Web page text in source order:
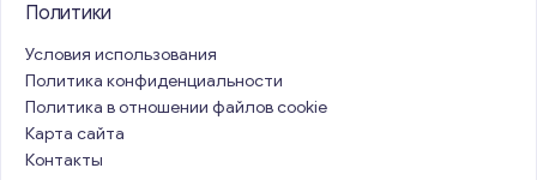
Политики
Условия использования
Политика конфиденциальности
Политика в отношении файлов cookie
Карта сайта
Контакты